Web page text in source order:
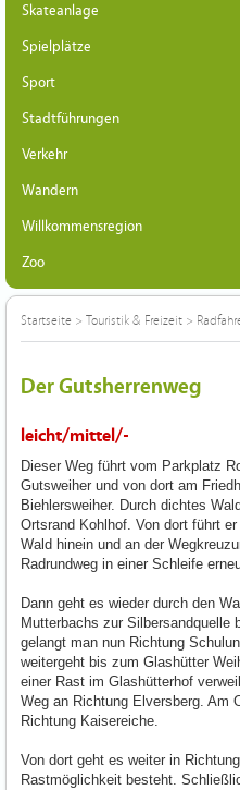
Skateanlage
Spielplätze
Sport
Stadtführungen
Verkehr
Wandern
Willkommensregion
Zoo
Startseite > Touristik & Freizeit >
Der Gutsherrenweg
leicht/mittel/-
Dieser Weg führt vom Parkplatz
Gutsweiher und von dort am
Biehlersweiher. Durch dichtes
Ortsrand Kohlhof. Von dort führt
Wald hinein und an der
Radrundweg in einer Schleife
Dann geht es wieder durch den
Mutterbachs zur Silbersandquelle
gelangt man nun Richtung
weitergeht bis zum Glashütter
einer Rast im Glashütterhof
Weg an Richtung Elversberg. Am
Richtung Kaisereiche.
Von dort geht es weiter in
Rastmöglichkeit besteht.